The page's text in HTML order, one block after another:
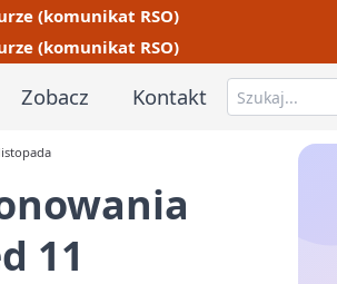
(komunikat RSO)
(komunikat RSO)
Zobacz Kontakt
11